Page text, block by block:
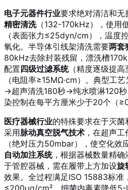
电子元器件行业要求绝对清洁和无
精密清洗（132-170kHz），使用
（表面张力≤25dyn/cm），温
氧化。半导体引线架清洗需要两套
80kHz去除封装残留，漂洗槽
配置四级过滤系统（精度逐级提
（电阻率≥15MΩ·cm）。典型工
→超声清洗180秒→纯水喷淋120
染控制在每平方厘米少于20个（
医疗器械行业的特殊要求在于灭
采用脉动真空脱气技术 ，在超声
（绝对压力50mbar），使空化效
自动加注系统，根据器械数量精
于管腔器械，需在履带上方加设旋
效果。全过程满足ISO 15883标准